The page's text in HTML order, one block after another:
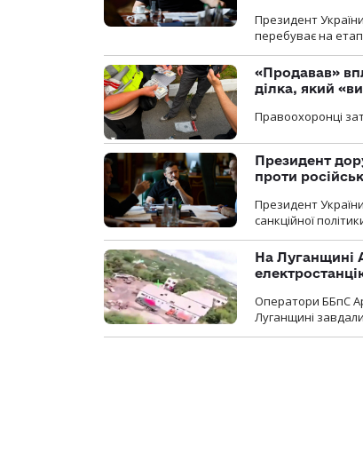
Президент
перебуває на
«Продавав»
ділка, який
Правоохоронці
Президент
проти
Президент
санкційної
На Луганщині
Оператори ББпС
Луганщині завдали